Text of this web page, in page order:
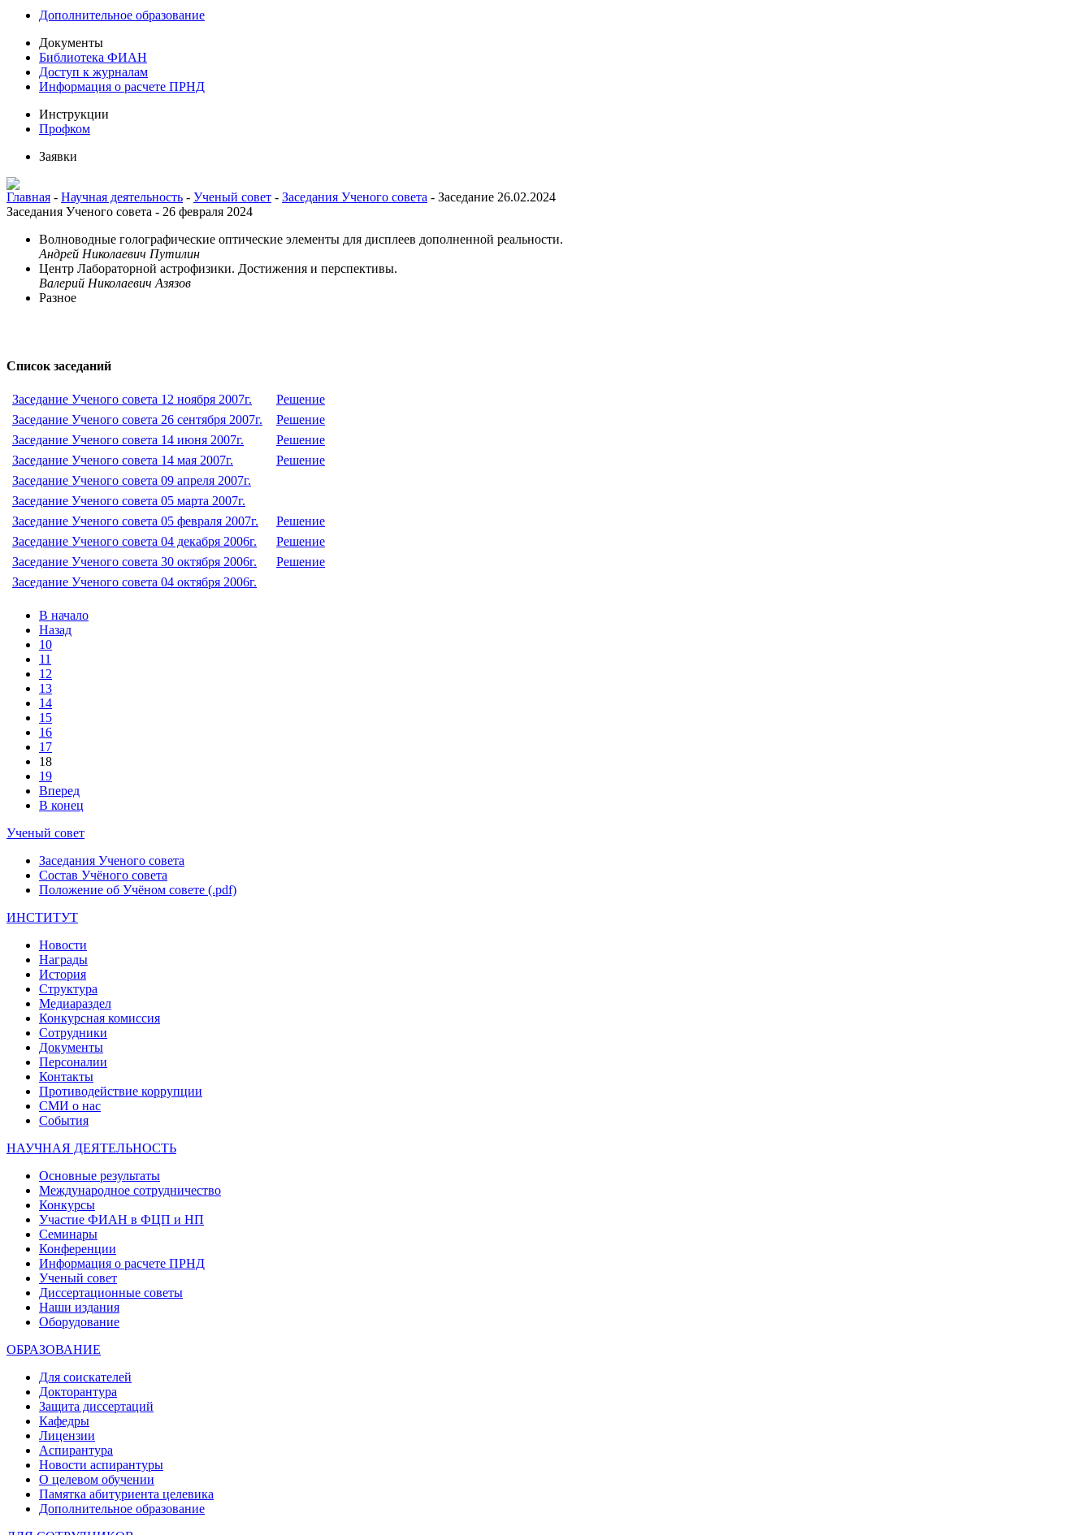
Дополнительное образование
Документы
Библиотека ФИАН
Доступ к журналам
Информация о расчете ПРНД
Инструкции
Профком
Заявки
Главная - Научная деятельность - Ученый совет - Заседания Ученого совета - Заседание 26.02.2024
Заседания Ученого совета - 26 февраля 2024
Волноводные голографические оптические элементы для дисплеев дополненной реальности.
Андрей Николаевич Путилин
Центр Лабораторной астрофизики. Достижения и перспективы.
Валерий Николаевич Азязов
Разное
Список заседаний
Заседание Ученого совета 12 ноября 2007г.
Решение
Заседание Ученого совета 26 сентября 2007г.
Решение
Заседание Ученого совета 14 июня 2007г.
Решение
Заседание Ученого совета 14 мая 2007г.
Решение
Заседание Ученого совета 09 апреля 2007г.
Заседание Ученого совета 05 марта 2007г.
Заседание Ученого совета 05 февраля 2007г.
Решение
Заседание Ученого совета 04 декабря 2006г.
Решение
Заседание Ученого совета 30 октября 2006г.
Решение
Заседание Ученого совета 04 октября 2006г.
В начало
Назад
10
11
12
13
14
15
16
17
18
19
Вперед
В конец
Ученый совет
Заседания Ученого совета
Состав Учёного совета
Положение об Учёном совете (.pdf)
ИНСТИТУТ
Новости
Награды
История
Структура
Медиараздел
Конкурсная комиссия
Сотрудники
Документы
Персоналии
Контакты
Противодействие коррупции
СМИ о нас
События
НАУЧНАЯ ДЕЯТЕЛЬНОСТЬ
Основные результаты
Международное сотрудничество
Конкурсы
Участие ФИАН в ФЦП и НП
Семинары
Конференции
Информация о расчете ПРНД
Ученый совет
Диссертационные советы
Наши издания
Оборудование
ОБРАЗОВАНИЕ
Для соискателей
Докторантура
Защита диссертаций
Кафедры
Лицензии
Аспирантура
Новости аспирантуры
О целевом обучении
Памятка абитуриента целевика
Дополнительное образование